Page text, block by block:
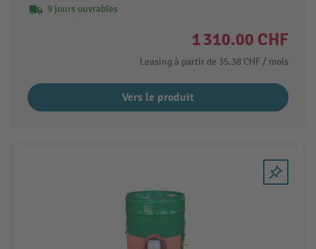
9 jours ouvrables
1 310.00 CHF
Leasing à partir de 35.38 CHF / mois
Vers le produit